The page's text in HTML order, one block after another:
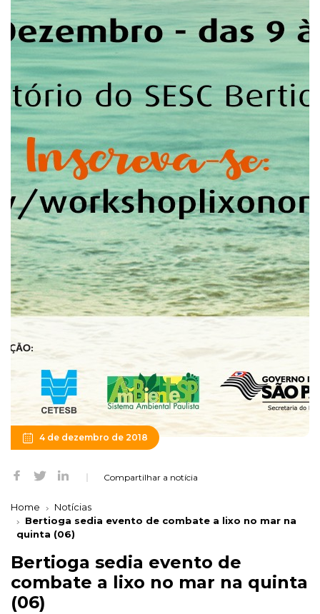
4 de dezembro de 2018
Compartilhar a notícia
Home
Notícias
Bertioga sedia evento de combate a lixo no mar na
quinta (06)
Bertioga sedia evento de
combate a lixo no mar na quinta
(06)